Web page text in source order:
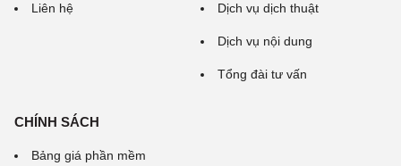
Liên hệ Dịch vụ dịch thuật
Dịch vụ nội dung
Tổng đài tư vấn
CHÍNH SÁCH
Bảng giá phần mềm